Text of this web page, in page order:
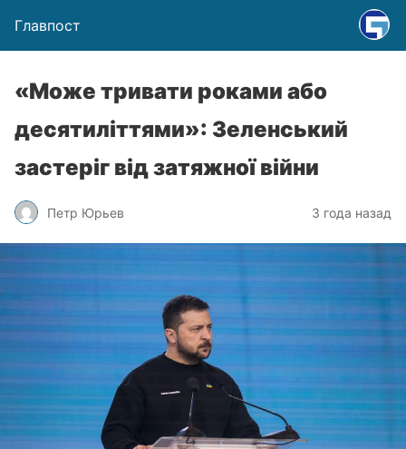
Главпост
«Може тривати роками або
десятиліттями»: Зеленський
застеріг від затяжної війни
Петр Юрьев 3 года назад